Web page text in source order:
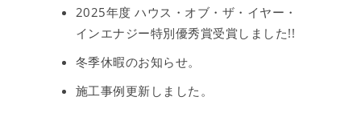
2025年度 ハウス・オブ・ザ・イヤー・
インエナジー特別優秀賞受賞しました!!
冬季休暇のお知らせ。
施工事例更新しました。